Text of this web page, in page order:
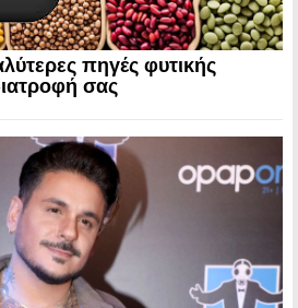
πηγές φυτικής
σας